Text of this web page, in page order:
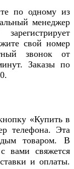
по одному из
менеджер
свой номер
звонок от
Заказы по
«Купить в
телефона. Эта
товаром. В
вами свяжется
и оплаты.